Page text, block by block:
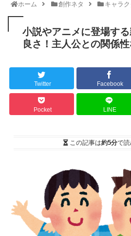
ホーム 創作ネタ キャラ
小説やアニメに登場す
良さ！主人公との関係
Twitter Facebook
Pocket LINE
この記事は約5分で読